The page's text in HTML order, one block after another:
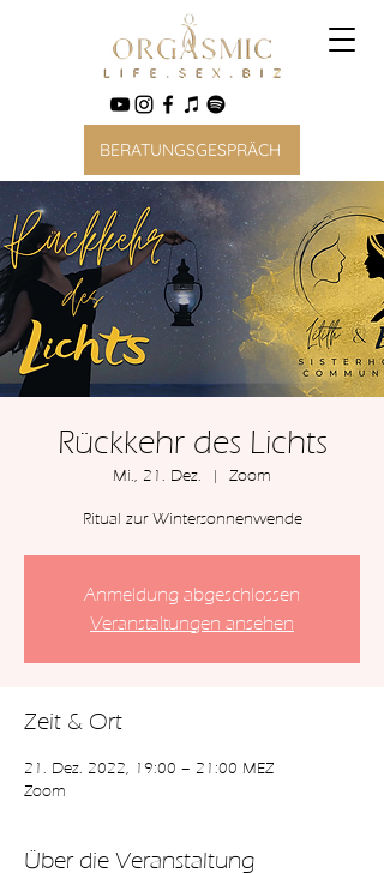
BERATUNGSGESPRÄCH
Rückkehr des Lichts
Mi., 21. Dez.
  |
Zoom
Ritual zur Wintersonnenwende
Anmeldung abgeschlossen
Veranstaltungen ansehen
Zeit & Ort
21. Dez. 2022, 19:00 – 21:00 MEZ
Zoom
Über die Veranstaltung